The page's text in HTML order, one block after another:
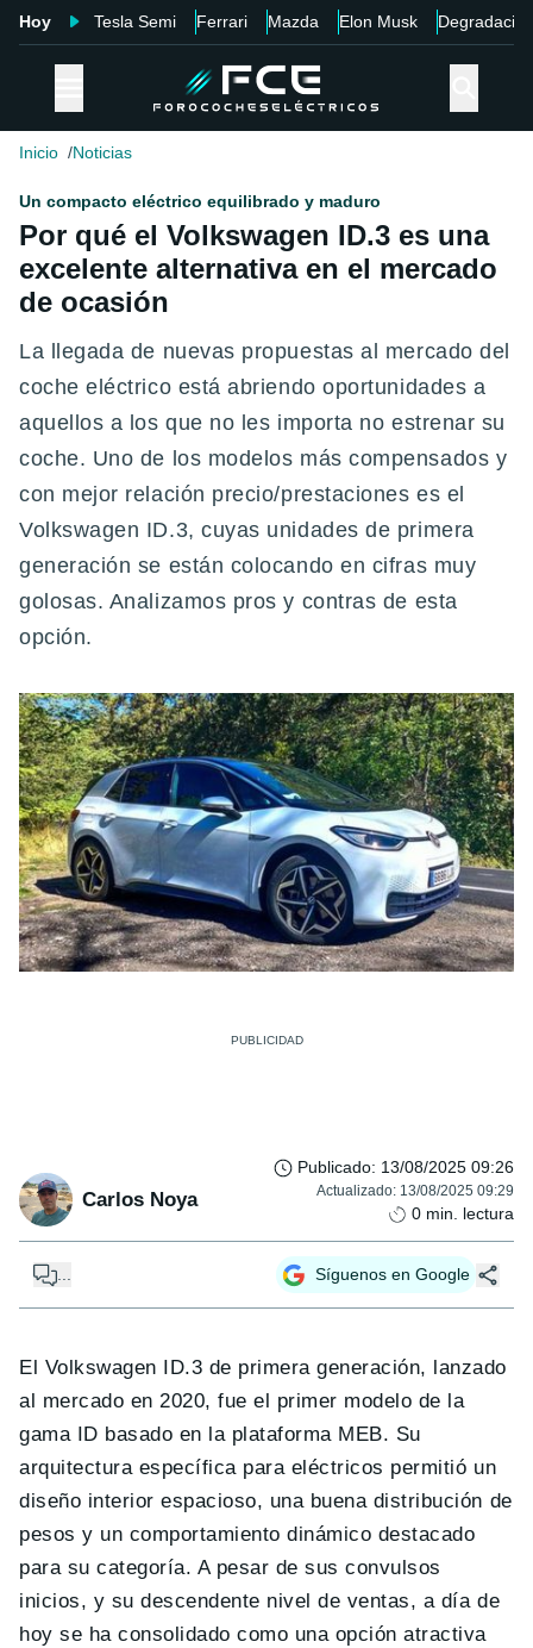
Hoy Tesla Semi Ferrari Mazda Elon Musk Degradación
Inicio Noticias
Un compacto eléctrico equilibrado y maduro
Por qué el Volkswagen ID.3 es una
excelente alternativa en el mercado
de ocasión
La llegada de nuevas propuestas al mercado del
coche eléctrico está abriendo oportunidades a
aquellos a los que no les importa no estrenar su
coche. Uno de los modelos más compensados y
con mejor relación precio/prestaciones es el
Volkswagen ID.3, cuyas unidades de primera
generación se están colocando en cifras muy
golosas. Analizamos pros y contras de esta
opción.
Carlos Noya
Publicado: 13/08/2025 09:26
Actualizado: 13/08/2025 09:29
0 min. lectura
... Síguenos en Google
El Volkswagen ID.3 de primera generación, lanzado
al mercado en 2020, fue el primer modelo de la
gama ID basado en la plataforma MEB. Su
arquitectura específica para eléctricos permitió un
diseño interior espacioso, una buena distribución de
pesos y un comportamiento dinámico destacado
para su categoría. A pesar de sus convulsos
inicios, y su descendente nivel de ventas, a día de
hoy se ha consolidado como una opción atractiva